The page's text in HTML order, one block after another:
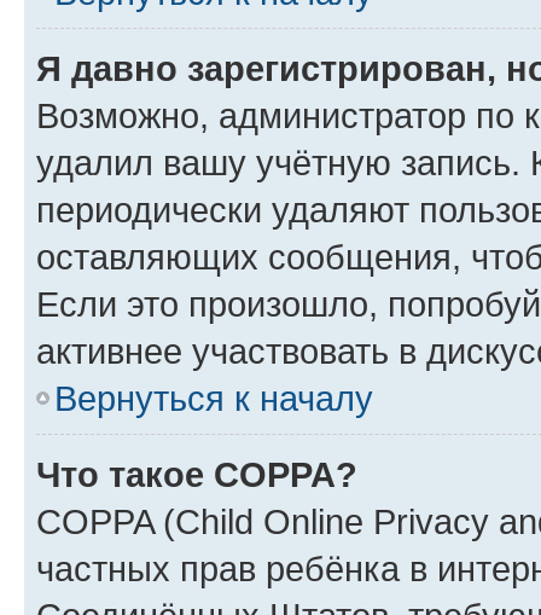
Я давно зарегистрирован,
Возможно, администратор по
удалил вашу учётную запись.
периодически удаляют
оставляющих сообщения,
Если это произошло,
активнее участвовать в
Вернуться к началу
Что такое COPPA?
COPPA (Child Online Privacy
частных прав ребёнка в